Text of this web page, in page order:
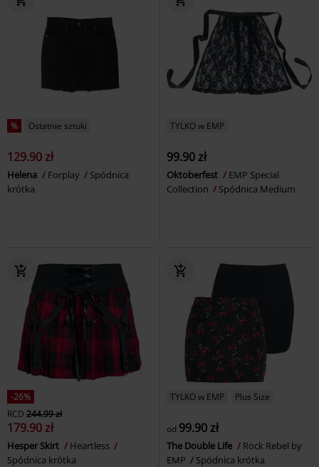
% Ostatnie sztuki
129.90 zł
Helena Forplay
Spódnica
krótka
TYLKO w EMP
99.90 zł
Oktoberfest
EMP Special
Collection
Spódnica Medium
-26%
RCD 244.99 zł
179.90 zł
Hesper Skirt
Heartless
Spódnica krótka
TYLKO w EMP Plus Size
od 99.90 zł
The Double Life
Rock Rebel by
EMP
Spódnica krótka